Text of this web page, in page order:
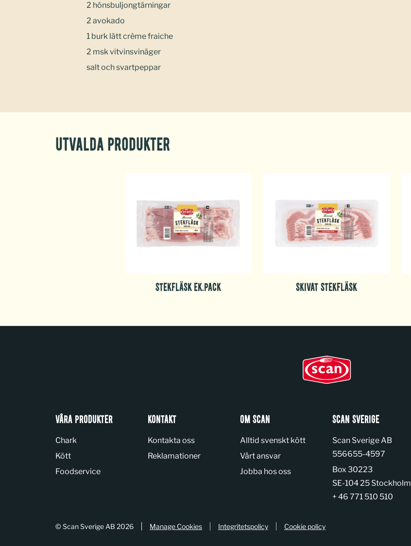
2 hönsbuljongtärningar
2 avokado
1 burk lätt crème fraiche
2 msk vitvinsvinäger
salt och svartpeppar
Utvalda produkter
STEKFLÄSK EK.PACK SKIVAT STEKFLÄSK
VÅRA PRODUKTER
Chark
Kött
Foodservice
KONTAKT
Kontakta oss
Reklamationer
OM SCAN
Alltid svenskt kött
Vårt ansvar
Jobba hos oss
SCAN SVERIGE
Scan Sverige AB
Organization number:
556655-4597
Box 30223
SE-104 25 Stockholm
+ 46 771 510 510
© Scan Sverige AB 2026 Manage Cookies Integritetspolicy Cookie policy